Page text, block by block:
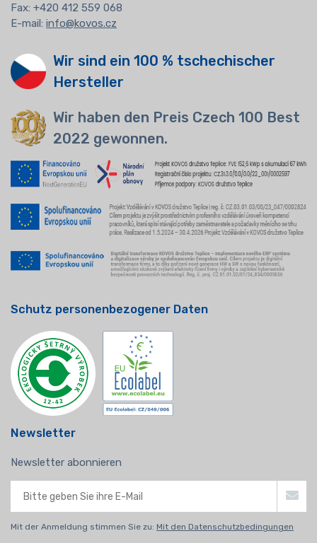
Fax: +420 412 559 068
E-mail: info@kovos.cz
Wir sind ein 100 % tschechischer
Hersteller
Wir haben den Preis Czech 100 Best
2022 gewonnen.
Schutz personenbezogener Daten
Newsletter
Newsletter abonnieren
Mit der Anmeldung stimmen Sie zu: Mit den Datenschutzbedingungen